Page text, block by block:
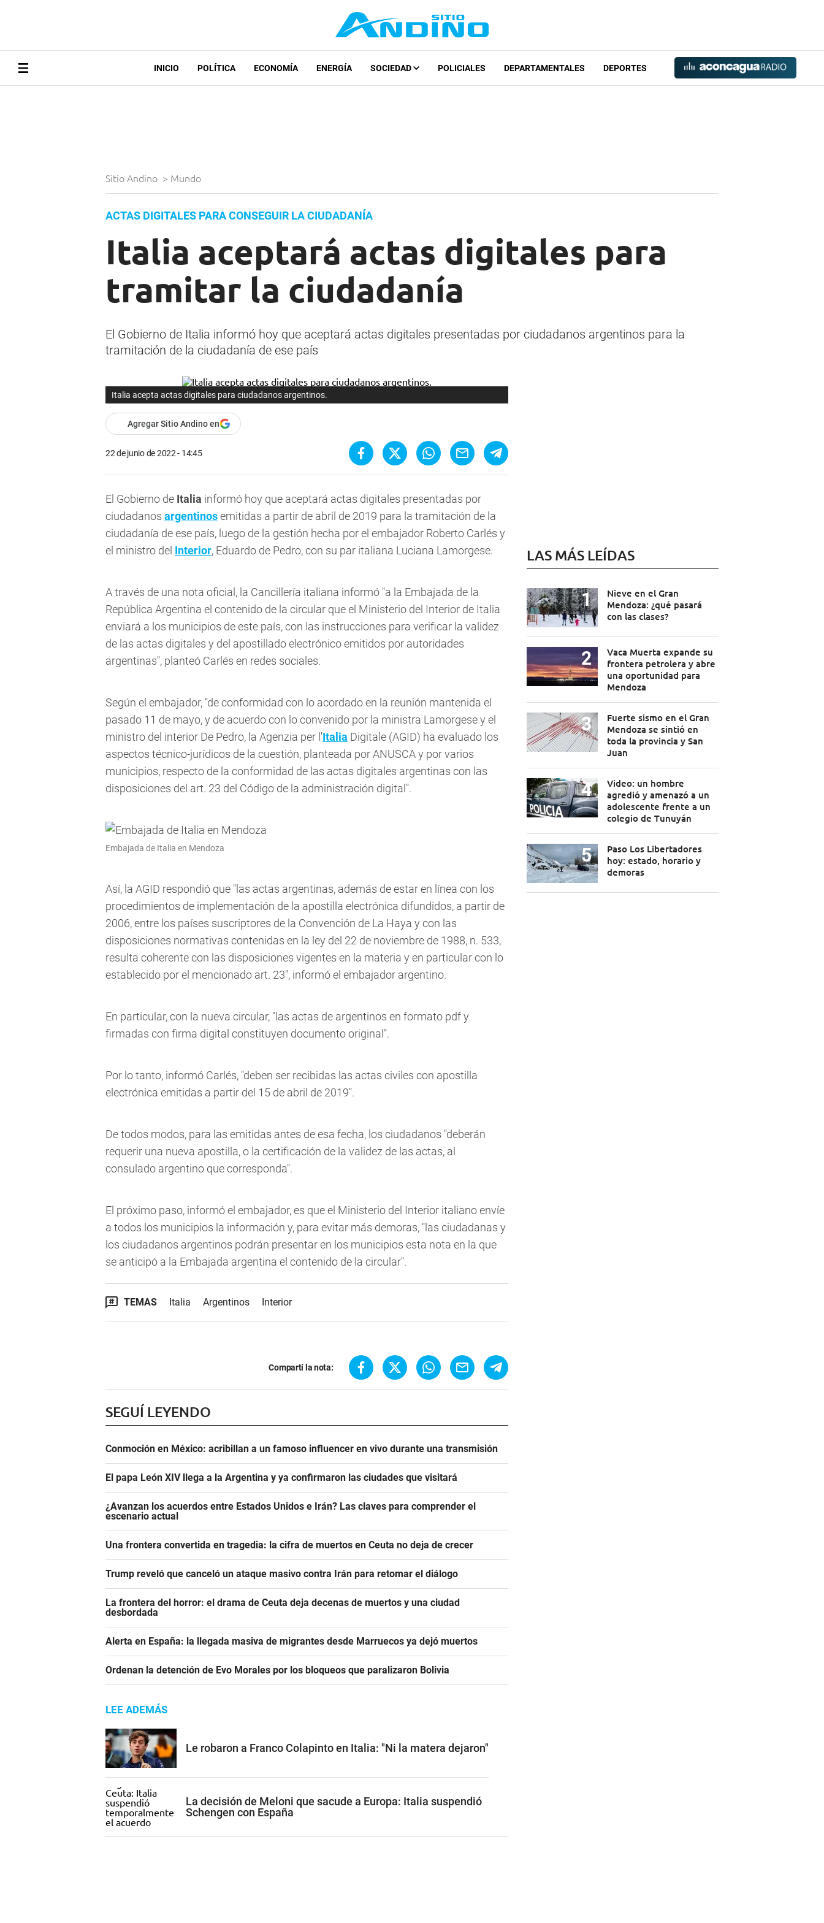
INICIO POLÍTICA ECONOMÍA ENERGÍA SOCIEDAD POLICIALES DEPARTAMENTALES DEPORTES
Sitio Andino > Mundo
ACTAS DIGITALES PARA CONSEGUIR LA CIUDADANÍA
Italia aceptará actas digitales para
tramitar la ciudadanía
El Gobierno de Italia informó hoy que aceptará actas digitales presentadas por ciudadanos argentinos para la
tramitación de la ciudadanía de ese país
Italia acepta actas digitales para ciudadanos argentinos.
Agregar Sitio Andino en
22 de junio de 2022 - 14:45
El Gobierno de Italia informó hoy que aceptará actas digitales presentadas por
ciudadanos argentinosemitidas a partir de abril de 2019 para la tramitación de la
ciudadanía de ese país, luego de la gestión hecha por el embajador Roberto Carlés y
el ministro del Interior, Eduardo de Pedro, con su par italiana Luciana Lamorgese.
A través de una nota oficial, la Cancillería italiana informó "a la Embajada de la
República Argentina el contenido de la circular que el Ministerio del Interior de Italia
enviará a los municipios de este país, con las instrucciones para verificar la validez
de las actas digitales y del apostillado electrónico emitidos por autoridades
argentinas", planteó Carlés en redes sociales.
Según el embajador, "de conformidad con lo acordado en la reunión mantenida el
pasado 11 de mayo, y de acuerdo con lo convenido por la ministra Lamorgese y el
ministro del interior De Pedro, la Agenzia per l'Italia Digitale (AGID) ha evaluado los
aspectos técnico-jurídicos de la cuestión, planteada por ANUSCA y por varios
municipios, respecto de la conformidad de las actas digitales argentinas con las
disposiciones del art. 23 del Código de la administración digital".
Embajada de Italia en Mendoza
Así, la AGID respondió que "las actas argentinas, además de estar en línea con los
procedimientos de implementación de la apostilla electrónica difundidos, a partir de
2006, entre los países suscriptores de la Convención de La Haya y con las
disposiciones normativas contenidas en la ley del 22 de noviembre de 1988, n. 533,
resulta coherente con las disposiciones vigentes en la materia y en particular con lo
establecido por el mencionado art. 23", informó el embajador argentino.
En particular, con la nueva circular, "las actas de argentinos en formato pdf y
firmadas con firma digital constituyen documento original".
Por lo tanto, informó Carlés, "deben ser recibidas las actas civiles con apostilla
electrónica emitidas a partir del 15 de abril de 2019".
De todos modos, para las emitidas antes de esa fecha, los ciudadanos "deberán
requerir una nueva apostilla, o la certificación de la validez de las actas, al
consulado argentino que corresponda".
El próximo paso, informó el embajador, es que el Ministerio del Interior italiano envíe
a todos los municipios la información y, para evitar más demoras, "las ciudadanas y
los ciudadanos argentinos podrán presentar en los municipios esta nota en la que
se anticipó a la Embajada argentina el contenido de la circular".
TEMAS Italia Argentinos Interior
Compartí la nota:
SEGUÍ LEYENDO
Conmoción en México: acribillan a un famoso influencer en vivo durante una transmisión
El papa León XIV llega a la Argentina y ya confirmaron las ciudades que visitará
¿Avanzan los acuerdos entre Estados Unidos e Irán? Las claves para comprender el
escenario actual
Una frontera convertida en tragedia: la cifra de muertos en Ceuta no deja de crecer
Trump reveló que canceló un ataque masivo contra Irán para retomar el diálogo
La frontera del horror: el drama de Ceuta deja decenas de muertos y una ciudad
desbordada
Alerta en España: la llegada masiva de migrantes desde Marruecos ya dejó muertos
Ordenan la detención de Evo Morales por los bloqueos que paralizaron Bolivia
LEE ADEMÁS
Le robaron a Franco Colapinto en Italia: "Ni la matera dejaron"
La decisión de Meloni que sacude a Europa: Italia suspendió
Schengen con España
LAS MÁS LEÍDAS
Nieve en el Gran
Mendoza: ¿qué pasará
con las clases?
Vaca Muerta expande su
frontera petrolera y abre
una oportunidad para
Mendoza
Fuerte sismo en el Gran
Mendoza se sintió en
toda la provincia y San
Juan
Video: un hombre
agredió y amenazó a un
adolescente frente a un
colegio de Tunuyán
Paso Los Libertadores
hoy: estado, horario y
demoras